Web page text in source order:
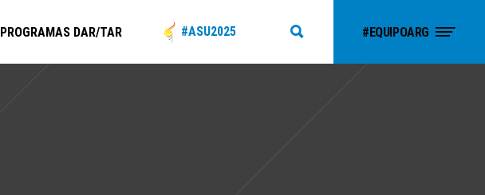
PROGRAMAS DAR/TAR #ASU2025 #EQUIPOARG